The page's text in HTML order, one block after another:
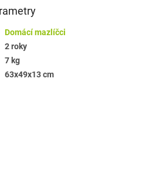
Domácí mazlíčci
2 roky
7 kg
63x49x13 cm